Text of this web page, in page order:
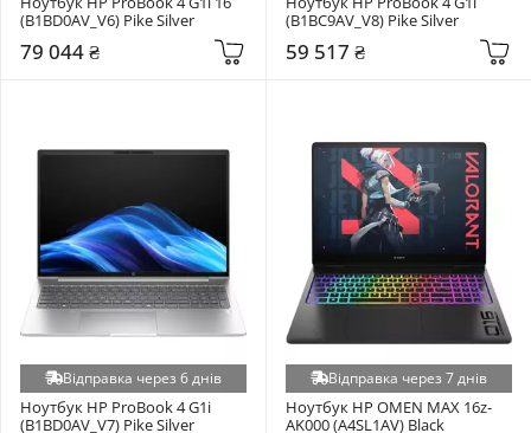
(B1BD0AV_V6) Pike Silver
79 044 ₴
(B1BC9AV_V8) Pike Silver
59 517 ₴
Відправка через 6 днів
Ноутбук HP ProBook 4 G1i
(B1BD0AV_V7) Pike Silver
Відправка через 7 днів
Ноутбук HP OMEN MAX 16z-
AK000 (A4SL1AV) Black